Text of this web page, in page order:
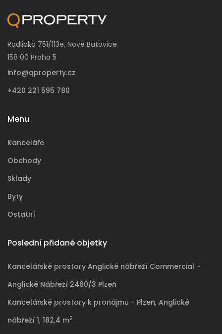
Radlická 751/113e, Nové Butovice
158 00 Praha 5
info@qproperty.cz
+420 221 595 780
Menu
Kanceláře
Obchody
Sklady
Byty
Ostatní
Poslední přidané objetky
Kancelářské prostory Anglické nábřeží Commercial -
Anglické Nábřeží 2460/3 Plzeň
Kancelářské prostory k pronájmu - Plzeň, Anglické
nábřeží 1, 182,4 m2